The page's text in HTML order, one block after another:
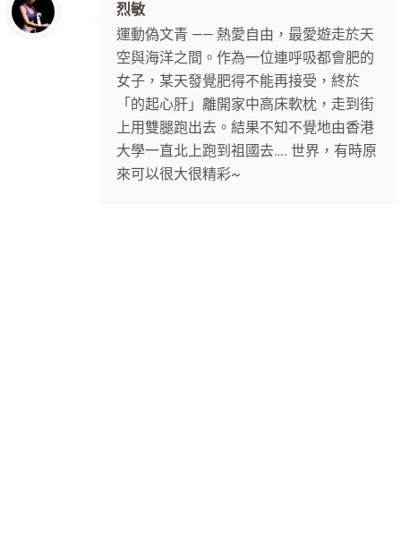
烈敏
運動偽文青 —— 熱愛自由，最愛遊走於天
空與海洋之間。作為一位連呼吸都會肥的
女子，某天發覺肥得不能再接受，終於
「的起心肝」離開家中高床軟枕，走到街
上用雙腿跑出去。結果不知不覺地由香港
大學一直北上跑到祖國去…. 世界，有時原
來可以很大很精彩~